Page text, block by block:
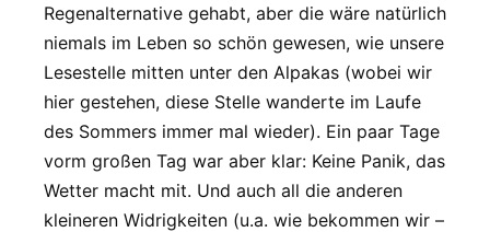
Regenalternative gehabt, aber die wäre natürlich
niemals im Leben so schön gewesen, wie unsere
Lesestelle mitten unter den Alpakas (wobei wir
hier gestehen, diese Stelle wanderte im Laufe
des Sommers immer mal wieder). Ein paar Tage
vorm großen Tag war aber klar: Keine Panik, das
Wetter macht mit. Und auch all die anderen
kleineren Widrigkeiten (u.a. wie bekommen wir –